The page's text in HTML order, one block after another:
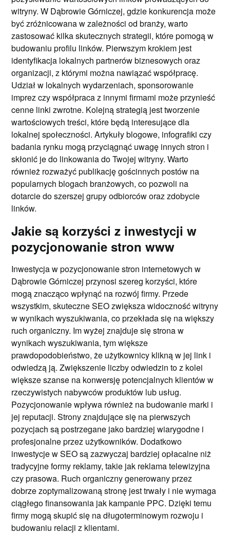
witryny. W Dąbrowie Górniczej, gdzie konkurencja może
być zróżnicowana w zależności od branży, warto
zastosować kilka skutecznych strategii, które pomogą w
budowaniu profilu linków. Pierwszym krokiem jest
identyfikacja lokalnych partnerów biznesowych oraz
organizacji, z którymi można nawiązać współpracę.
Udział w lokalnych wydarzeniach, sponsorowanie
imprez czy współpraca z innymi firmami może przynieść
cenne linki zwrotne. Kolejną strategią jest tworzenie
wartościowych treści, które będą interesujące dla
lokalnej społeczności. Artykuły blogowe, infografiki czy
badania rynku mogą przyciągnąć uwagę innych stron i
skłonić je do linkowania do Twojej witryny. Warto
również rozważyć publikację gościnnych postów na
popularnych blogach branżowych, co pozwoli na
dotarcie do szerszej grupy odbiorców oraz zdobycie
linków.
Jakie są korzyści z inwestycji w
pozycjonowanie stron www
Inwestycja w pozycjonowanie stron internetowych w
Dąbrowie Górniczej przynosi szereg korzyści, które
mogą znacząco wpłynąć na rozwój firmy. Przede
wszystkim, skuteczne SEO zwiększa widoczność witryny
w wynikach wyszukiwania, co przekłada się na większy
ruch organiczny. Im wyżej znajduje się strona w
wynikach wyszukiwania, tym większe
prawdopodobieństwo, że użytkownicy klikną w jej link i
odwiedzą ją. Zwiększenie liczby odwiedzin to z kolei
większe szanse na konwersję potencjalnych klientów w
rzeczywistych nabywców produktów lub usług.
Pozycjonowanie wpływa również na budowanie marki i
jej reputacji. Strony znajdujące się na pierwszych
pozycjach są postrzegane jako bardziej wiarygodne i
profesjonalne przez użytkowników. Dodatkowo
inwestycje w SEO są zazwyczaj bardziej opłacalne niż
tradycyjne formy reklamy, takie jak reklama telewizyjna
czy prasowa. Ruch organiczny generowany przez
dobrze zoptymalizowaną stronę jest trwały i nie wymaga
ciągłego finansowania jak kampanie PPC. Dzięki temu
firmy mogą skupić się na długoterminowym rozwoju i
budowaniu relacji z klientami.